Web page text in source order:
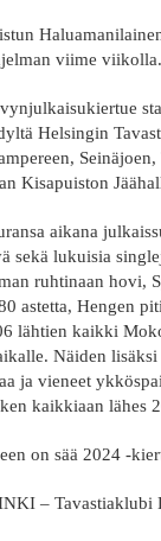
viime viikolla.
Helsingin
Kisapuiston
aikana
sekä lukuisia
ruhtinaan hovi,
astetta, Hengen
lähtien kaikki
Näiden
ja vieneet
kaikkiaan lähes
on sää 2024 -
–